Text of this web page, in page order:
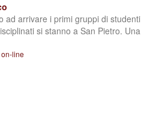
ad arrivare i primi gruppi di studenti
si stanno a San Pietro. Una
line